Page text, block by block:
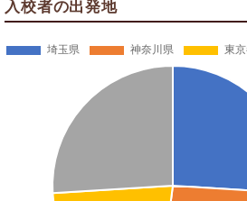
入校者の出発地